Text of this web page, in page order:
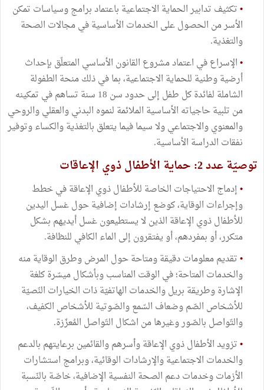
•تكثيف تدابير الحماية الاجتماعية باعتماد برامج وسياسات تمكن
الأسر من الحصول على الخدمات الأساسية في مجالات الصحة
والتغذية.
•الإسراع في اعتماد مشروع القانون الأساسي المتعلّق بإحداث
أرضية وطنية للحماية الاجتماعية، بما في ذلك منحة الطفولة
الشاملة لفائدة كل طفل إلى حدود سن 18 سنة تساهم في تمكينه
من تلبية حاجياته الأساسية الملائمة لنموه البدني والعقلي والروحي
والمعنوي والاجتماعي ولا سيما فيما يتعلق بالتغذية والكساء وتوفير
نفقات الدراسة الأساسية.
توصيّة عدد 2: حماية الأطفال ذوي الإعاقات
•إدماج الاحتياجات الخاصة للأطفال ذوي الإعاقة في خطط
وإجراءات الوقاية، كوضع إرشادات إضافية حول غسل اليدين
للأطفال ذوي الإعاقة الذين لا يستطيعون غسل أيديهم بشكل
متكرر، أو بمفردهم، أو يفتقرون إلى الماء الكافي للنظافة.
•تقديم معلومات دقيقة ومتاحة حول المرض وطرق الوقاية منه
والخدمات المتاحة؛ في الوقت المناسب وبأشكال ميسّرة كلغة
الإشارة وطريقة بريل والخدمات الهاتفيّة ذات الخيارات النّصيّة
للأشخاص الصّم وضعاف السّمع والصّوتية للأشخاص الكفيف،
والتّواصل بالصّور وغيرها من اشكال التّواصل المُعزّزة.
•تزويد الأطفال ذوي الإعاقة وأسرهم والقائمين برعايتهم بالدعم
والخدمات الاجتماعية والإرشادات الوقائية، وبرامج استشارات
الأزمات وخدمات دعم الصحة النفسية الإضافية، خاصّة بالنّسبة